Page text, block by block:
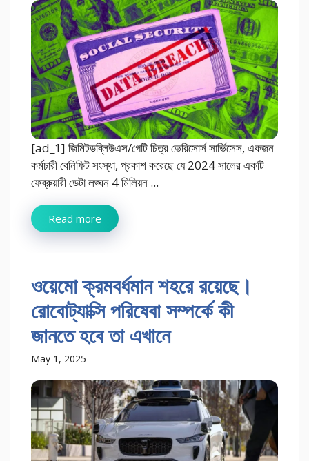
[ad_1] জিমিটডব্লিউএস/গেটি চিত্র ভেরিসোর্স সার্ভিসেস, একজন
কর্মচারী বেনিফিট সংস্থা, প্রকাশ করেছে যে 2024 সালের একটি
ফেব্রুয়ারী ডেটা লঙ্ঘন 4 মিলিয়ন ...
Read more
ওয়েমো ক্রমবর্ধমান শহরে রয়েছে।
রোবোট্যাক্সি পরিষেবা সম্পর্কে কী
জানতে হবে তা এখানে
May 1, 2025